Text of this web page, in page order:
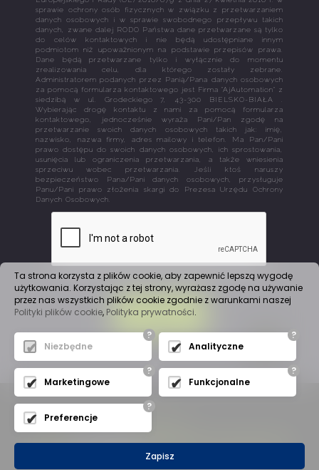
sprawie ochrony osób fizycznych w związku z przetwarzaniem
danych osobowych i w sprawie swobodnego przepływu takich
danych, zwane dalej RODO Państwa dane przetwarzane są tylko
do celów kontaktowych i nie będą udostępniane innym
podmiotom niż upoważnionym na podstawie przepisów prawa.
Dane będą przetwarzane tylko i wyłącznie do momentu
zrealizowania celu, dla którego zostały zebrane.
Administratorem podanych przez Panią/Pana danych osobowych
za pomocą formularza kontaktowego jest Firma "AjAutomation" z
siedzibą w ul. Grodeckiego 7, 43-300 BIELSKO-BIAŁA .
Wybierając drogę kontaktu z nami za pomocą formularza
kontaktowego, jednocześnie wyraża Pani/Pan zgodę na
przetwarzanie swoich danych osobowych takich jak: imię,
nazwisko, nazwa firmy, adres mailowy i telefon. Ma Pan/Pani
prawo dostępu do swoich danych osobowych, ich sprostowania,
usunięcia lub ograniczenia przetwarzania, a także wniesienia
sprzeciwu wobec przetwarzania. Jeśli ktoś naruszy
bezpieczeństwo Pana/Pani danych osobowych, przysługuje
Panu/Pani prawo złożenia skargi do Prezesa Urzędu Ochrony
Danych Osobowych.
WYŚLIJ
(C) 2019AJAutomation- Wszelkie Prawa Zastrzeżone
Ta strona korzysta z plików cookie, aby zapewnić lepszą wygodę
użytkowania. Korzystając z tej strony, wyrażasz zgodę na używanie
przez nas wszystkich plików cookie zgodnie z warunkami naszej
Polityki plików cookie, Polityka prywatności.
?
Niezbędne
?
Analityczne
?
Marketingowe
?
Funkcjonalne
?
Preferencje
Zapisz